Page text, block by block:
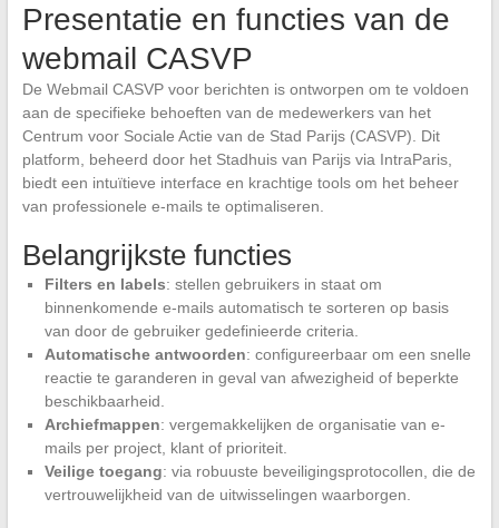
Presentatie en functies van de
webmail CASVP
De Webmail CASVP voor berichten is ontworpen om te voldoen
aan de specifieke behoeften van de medewerkers van het
Centrum voor Sociale Actie van de Stad Parijs (CASVP). Dit
platform, beheerd door het Stadhuis van Parijs via IntraParis,
biedt een intuïtieve interface en krachtige tools om het beheer
van professionele e-mails te optimaliseren.
Belangrijkste functies
Filters en labels: stellen gebruikers in staat om
binnenkomende e-mails automatisch te sorteren op basis
van door de gebruiker gedefinieerde criteria.
Automatische antwoorden: configureerbaar om een snelle
reactie te garanderen in geval van afwezigheid of beperkte
beschikbaarheid.
Archiefmappen: vergemakkelijken de organisatie van e-
mails per project, klant of prioriteit.
Veilige toegang: via robuuste beveiligingsprotocollen, die de
vertrouwelijkheid van de uitwisselingen waarborgen.